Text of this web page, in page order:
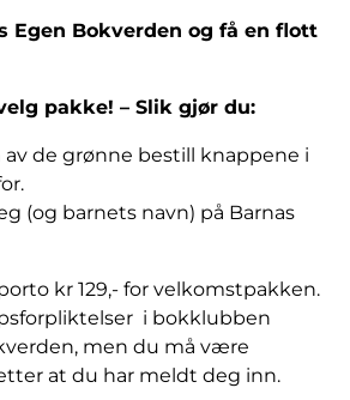
Egen Bokverden og få en flott
pakke! – Slik gjør du:
av de grønne bestill knappene i
(og barnets navn) på Barnas
kr 129,- for velkomstpakken.
i bokklubben
men du må være
at du har meldt deg inn.